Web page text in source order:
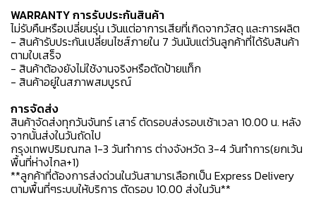
WARRANTY การรับประกันสินค้า
ไม่รับคืนหรือเปลี่ยนรุ่น เว้นแต่อาการเสียที่เกิดจากวัสดุ และการผลิต
- สินค้ารับประกันเปลี่ยนไซส์ภายใน 7 วันนับแต่วันลูกค้าที่ได้รับสินค้า
ตามใบเสร็จ
- สินค้าต้องยังไม่ใช้งานจริงหรือตัดป้ายแท็ก
- สินค้าอยู่ในสภาพสมบูรณ์
การจัดส่ง
สินค้าจัดส่งทุกวันจันทร์ เสาร์ ตัดรอบส่งรอบเช้าเวลา 10.00 น. หลัง
จากนั้นส่งในวันถัดไป
กรุงเทพปริมณฑล 1-3 วันทำการ ต่างจังหวัด 3-4 วันทำการ(ยกเว้น
พื้นที่ห่างไกล+1)
**ลูกค้าที่ต้องการส่งด่วนในวันสามารเลือกเป็น Express Delivery
ตามพื้นที่ๆระบบให้บริการ ตัดรอบ 10.00 ส่งในวัน**